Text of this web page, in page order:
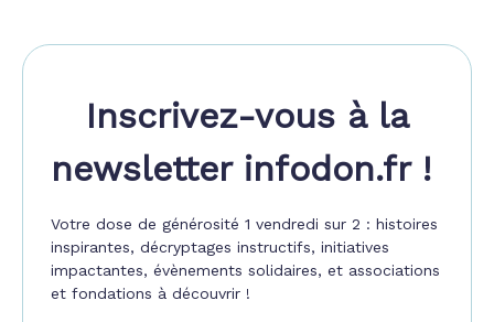
Inscrivez-vous à la
newsletter infodon.fr !
Votre dose de générosité 1 vendredi sur 2 : histoires
inspirantes, décryptages instructifs, initiatives
impactantes, évènements solidaires, et associations
et fondations à découvrir !